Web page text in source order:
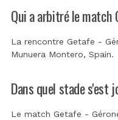
Qui a arbitré le match
La rencontre Getafe -
Munuera Montero, Spain.
Dans quel stade s'est
Le match Getafe -